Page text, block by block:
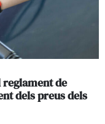
de
dels preus dels